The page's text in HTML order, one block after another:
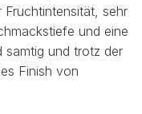
sehr
und eine
samtig und trotz der
Finish von